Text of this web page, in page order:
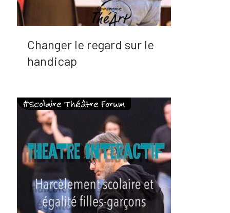
Changer le regard sur le
handicap
#Scolaire Théâtre Forum